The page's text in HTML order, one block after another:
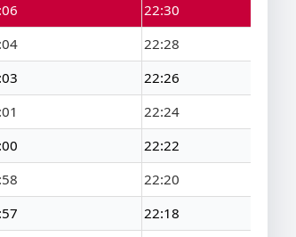
22:30
22:28
22:26
22:24
22:22
22:20
22:18